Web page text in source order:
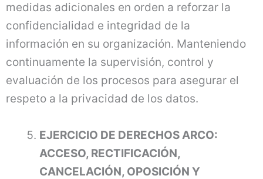
medidas adicionales en orden a reforzar la
confidencialidad e integridad de la
información en su organización. Manteniendo
continuamente la supervisión, control y
evaluación de los procesos para asegurar el
respeto a la privacidad de los datos.
EJERCICIO DE DERECHOS ARCO:
ACCESO, RECTIFICACIÓN,
CANCELACIÓN, OPOSICIÓN Y